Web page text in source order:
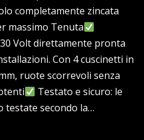
completamente zincata
massimo Tenuta
Volt direttamente pronta
Con 4 cuscinetti in
ruote scorrevoli senza
Testato e sicuro: le
testate secondo la…